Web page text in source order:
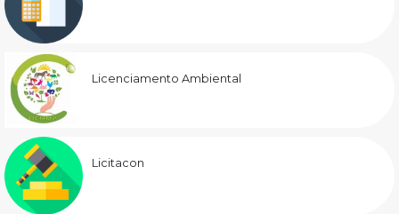
Licenciamento Ambiental
Licitacon